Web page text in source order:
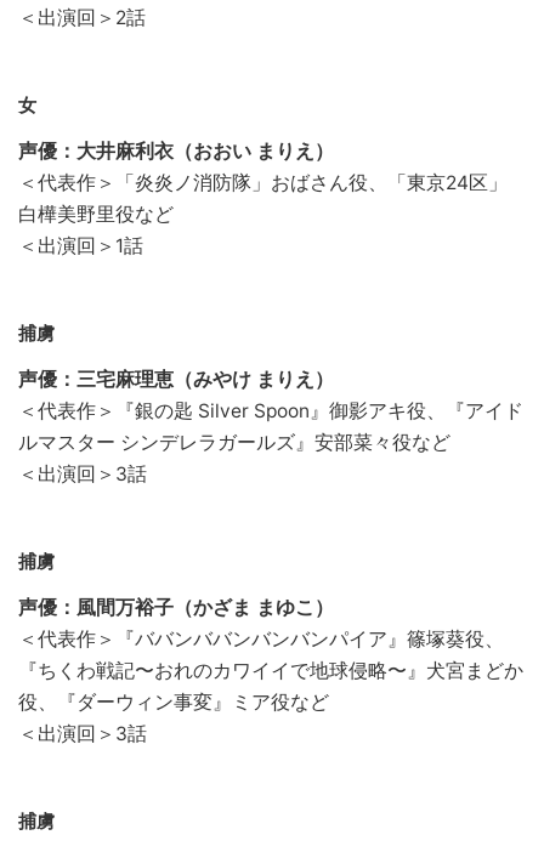
＜出演回＞2話
女
声優：大井麻利衣（おおい まりえ）
＜代表作＞「炎炎ノ消防隊」おばさん役、「東京24区」
白樺美野里役など
＜出演回＞1話
捕虜
声優：三宅麻理恵（みやけ まりえ）
＜代表作＞『銀の匙 Silver Spoon』御影アキ役、『アイド
ルマスター シンデレラガールズ』安部菜々役など
＜出演回＞3話
捕虜
声優：風間万裕子（かざま まゆこ）
＜代表作＞『ババンババンバンバンパイア』篠塚葵役、
『ちくわ戦記〜おれのカワイイで地球侵略〜』犬宮まどか
役、『ダーウィン事変』ミア役など
＜出演回＞3話
捕虜